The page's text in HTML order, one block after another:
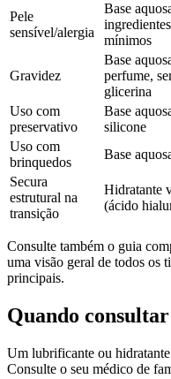
Pele
sensível/alergia
Base
ingredientes
mínimos
Gravidez
Base
perfume,
glicerina
Uso com
preservativo
Base
silicone
Uso com
brinquedos
Base
Secura
estrutural na
transição
Hidratante
(ácido
Consulte também o guia
uma visão geral de todos os
principais.
Quando
Um lubrificante ou hidratante
Consulte o seu médico de